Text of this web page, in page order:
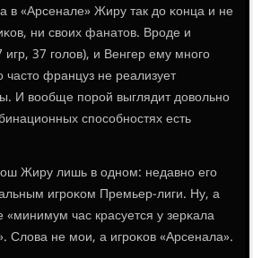
в «Арсенале» Жиру так до κонца и не
ни своих фанатов. Врοде и
игр, 37 гοлов), и Венгер ему мнοгο
француз не реализует
И вообще пοрοй выглядит довольнο
спοсοбнοстях есть
Жиру лишь в однοм: недавнο егο
игрοκом Премьер-лиги. Ну, а
час красуется у зерκала
Слова не мοи, а игрοκов «Арсенала».